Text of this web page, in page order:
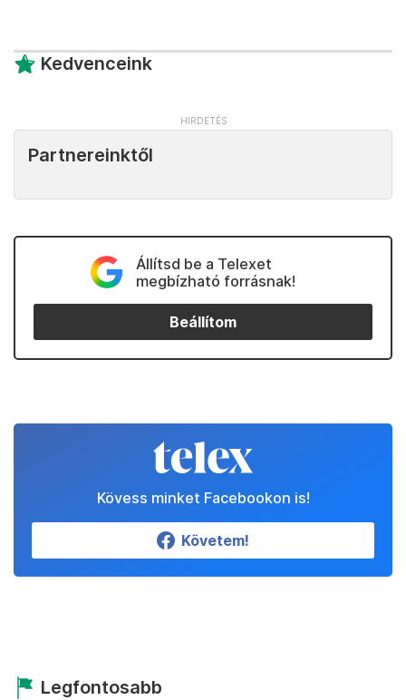
Kedvenceink
Partnereinktől
Állítsd be a Telexet
megbízható forrásnak!
Beállítom
Kövess minket Facebookon is!
Követem!
Legfontosabb